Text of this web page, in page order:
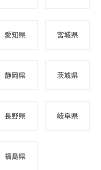
愛知県 宮城県
静岡県 茨城県
長野県 岐阜県
福島県